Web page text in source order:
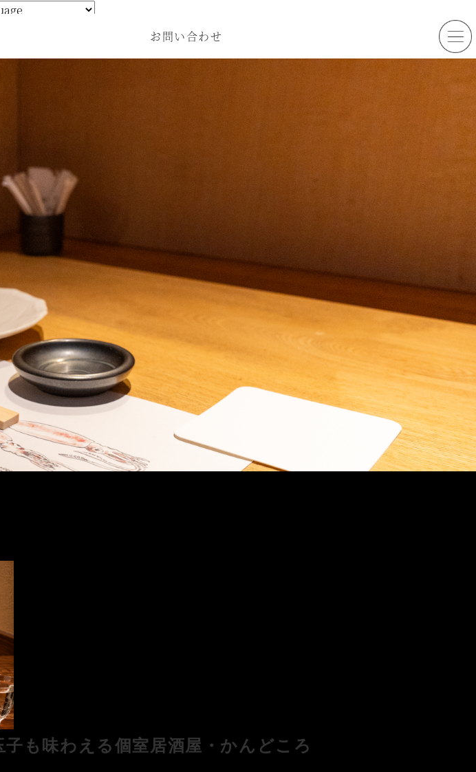
お問い合わせ
も味わえる個室居酒屋・かんどころ